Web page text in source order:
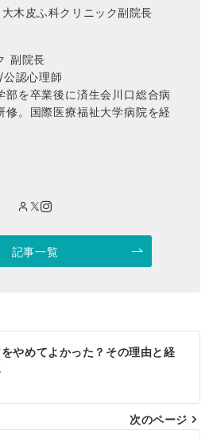
木皮ふ科クリニック副院長
副院長
認心理師
部を卒業後に済生会川口総合病
修。国際医療福祉大学病院を経
記事一覧
やめてよかった？その理由と経
次のページ